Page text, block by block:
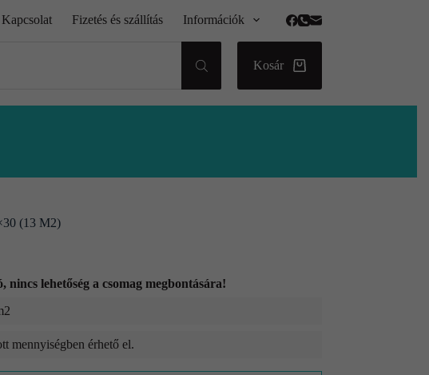
Kapcsolat Fizetés és szállítás Információk
Kosár
(13 M2)
nincs lehetőség a csomag megbontására!
mennyiségben érhető el.